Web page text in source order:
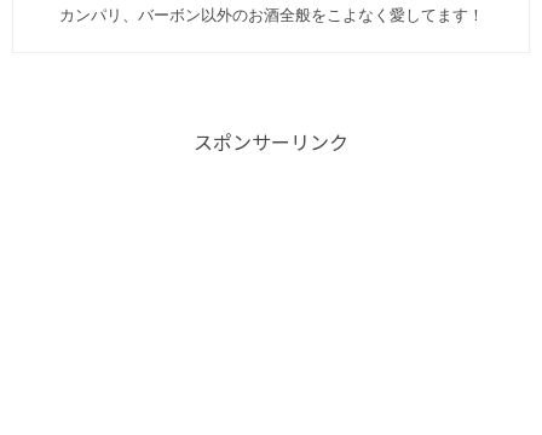
カンパリ、バーボン以外のお酒全般をこよなく愛してます︎！
スポンサーリンク